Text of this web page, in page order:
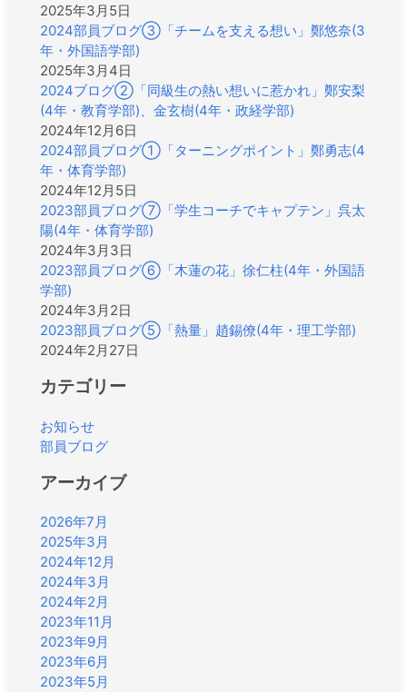
2025年3月5日
2024部員ブログ③「チームを支える想い」鄭悠奈(3
年・外国語学部)
2025年3月4日
2024ブログ②「同級生の熱い想いに惹かれ」鄭安梨
(4年・教育学部)、金玄樹(4年・政経学部)
2024年12月6日
2024部員ブログ①「ターニングポイント」鄭勇志(4
年・体育学部)
2024年12月5日
2023部員ブログ⑦「学生コーチでキャプテン」呉太
陽(4年・体育学部)
2024年3月3日
2023部員ブログ⑥「木蓮の花」徐仁柱(4年・外国語
学部)
2024年3月2日
2023部員ブログ⑤「熱量」趙錫僚(4年・理工学部)
2024年2月27日
カテゴリー
お知らせ
部員ブログ
アーカイブ
2026年7月
2025年3月
2024年12月
2024年3月
2024年2月
2023年11月
2023年9月
2023年6月
2023年5月